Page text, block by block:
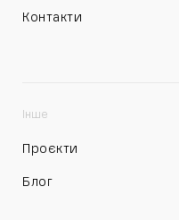
Контакти
Інше
Проєкти
Блог